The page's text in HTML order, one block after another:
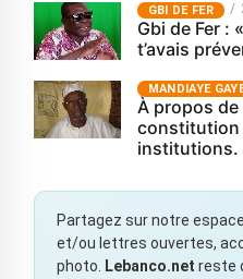
GBI DE FER
Gbi de Fer :
t’avais
MANDIAYE
À propos de
constitution
institutions.
Partagez sur notre espace
et/ou lettres ouvertes,
photo.
Lebanco.net reste